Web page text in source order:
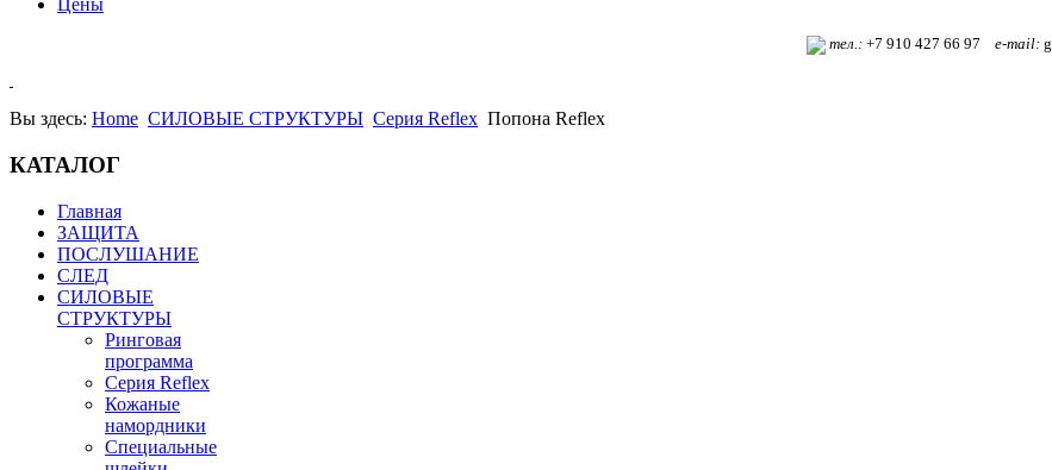
Цены
тел.: +7 910 427 66 97 e-mail:
Вы здесь: Home СИЛОВЫЕ СТРУКТУРЫ Серия Reflex Попона Reflex
КАТАЛОГ
Главная
ЗАЩИТА
ПОСЛУШАНИЕ
СЛЕД
СИЛОВЫЕ
СТРУКТУРЫ
Ринговая
программа
Серия Reflex
Кожаные
намордники
Специальные